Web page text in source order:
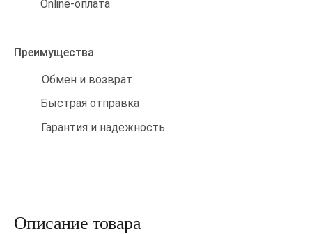
Online-оплата
Преимущества
Обмен и возврат
Быстрая отправка
Гарантия и надежность
Описание товара